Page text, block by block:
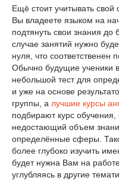
Ещё стоит учитывать свой
Вы владеете языком на
подтянуть свои знания до
случае занятий нужно
нуля, что соответственен
Обычно будущие ученики
небольшой тест для
и уже на основе
группы, а лучшие курсы
подбирают курс обучения,
недостающий объем
определённые сферы.
более глубоко изучить
будет нужна Вам на
углубляясь в другие